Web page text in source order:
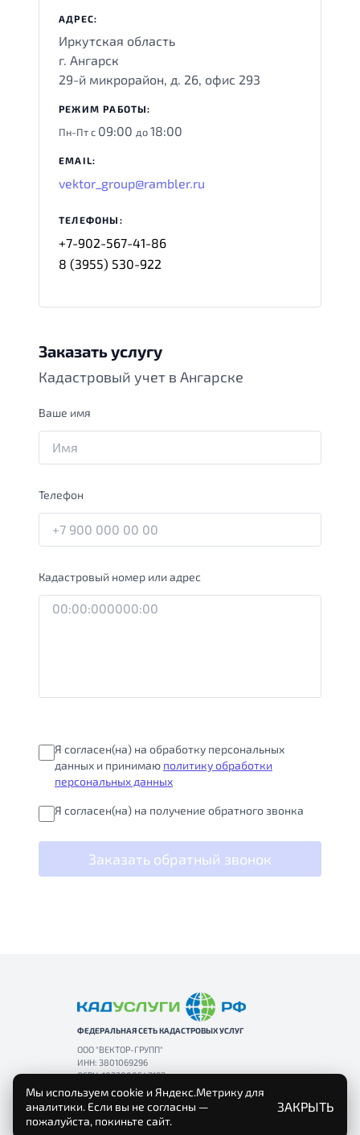
АДРЕС:
Иркутская область
г. Ангарск
29-й микрорайон, д. 26, офис 293
РЕЖИМ РАБОТЫ:
Пн-Пт с 09:00 до18:00
EMAIL:
vektor_group@rambler.ru
ТЕЛЕФОНЫ:
+7-902-567-41-86
8 (3955) 530-922
Заказать услугу
Кадастровый учет в Ангарске
Ваше имя
Телефон
Кадастровый номер или адрес
Я согласен(на) на обработку персональных
данных и принимаю политику обработки
персональных данных
Я согласен(на) на получение обратного звонка
Заказать обратный звонок
ФЕДЕРАЛЬНАЯ СЕТЬ КАДАСТРОВЫХ УСЛУГ
ООО "ВЕКТОР-ГРУПП"
ИНН: 3801069296
ОГРН: 1033800547197
Мы используем cookie и Яндекс.Метрику для
аналитики. Если вы не согласны —
пожалуйста, покиньте сайт.
ЗАКРЫТЬ